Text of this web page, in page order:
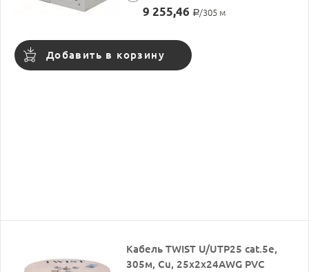
9 255,46 Р/305 м
Добавить в корзину
Кабель TWIST U/UTP25 cat.5e,
305м, Cu, 25x2x24AWG PVC